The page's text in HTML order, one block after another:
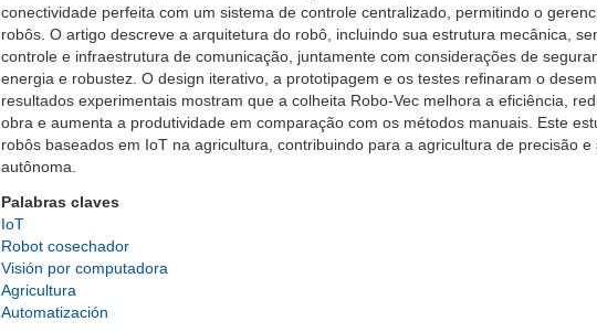
conectividade perfeita com um sistema de controle centralizado, permitindo o
robôs. O artigo descreve a arquitetura do robô, incluindo sua estrutura mecânica,
controle e infraestrutura de comunicação, juntamente com considerações de
energia e robustez. O design iterativo, a prototipagem e os testes refinaram o
resultados experimentais mostram que a colheita Robo-Vec melhora a eficiência,
obra e aumenta a produtividade em comparação com os métodos manuais. Este
robôs baseados em IoT na agricultura, contribuindo para a agricultura de precisão
autônoma.
Palabras claves
IoT
Robot cosechador
Visión por computadora
Agricultura
Automatización